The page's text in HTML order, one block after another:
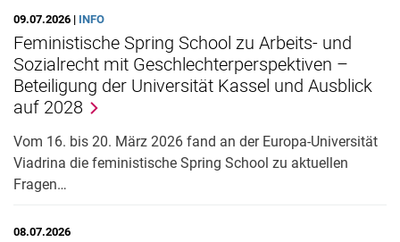
Aktuelles
Stellenangebote
09.07.2026 | INFO
Feministische Spring School zu Arbeits- und
Sozialrecht mit Geschlechterperspektiven –
Beteiligung der Universität Kassel und Ausblick
auf 2028
Vom 16. bis 20. März 2026 fand an der Europa-Universität
Viadrina die feministische Spring School zu aktuellen
Fragen…
08.07.2026